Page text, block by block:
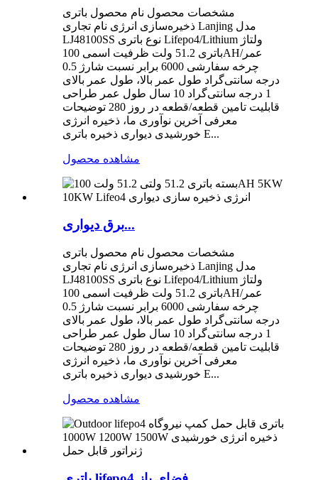
مشخصات محصول نام محصول باتری
ذخیره‌سازی انرژی نام تجاری Lanjing مدل
LJ48100SS نوع باتری Lifepo4/Lithium ولتاژ
باتری 51.2 ولت ظرفیت اسمی 100AH/عمر
چرخه سفارشی 6000 برابر نسبت شارژ 0.5
درجه سانتی‌گراد طول عمر بالا، طول عمر بالای
1 درجه سانتی‌گراد 10 سال طول عمر طراحی
قابلیت تامین قطعه/قطعه در روز 280 توضیحات
معرفی آخرین نوآوری ما، ذخیره انرژی
خورشیدی دیواری ذخیره باتری E...
مشاهده محصول
برق دیواری...
مشخصات محصول نام محصول باتری
ذخیره‌سازی انرژی نام تجاری Lanjing مدل
LJ48100SS نوع باتری Lifepo4/Lithium ولتاژ
باتری 51.2 ولت ظرفیت اسمی 100AH/عمر
چرخه سفارشی 6000 برابر نسبت شارژ 0.5
درجه سانتی‌گراد طول عمر بالا، طول عمر بالای
1 درجه سانتی‌گراد 10 سال طول عمر طراحی
قابلیت تامین قطعه/قطعه در روز 280 توضیحات
معرفی آخرین نوآوری ما، ذخیره انرژی
خورشیدی دیواری ذخیره باتری E...
مشاهده محصول